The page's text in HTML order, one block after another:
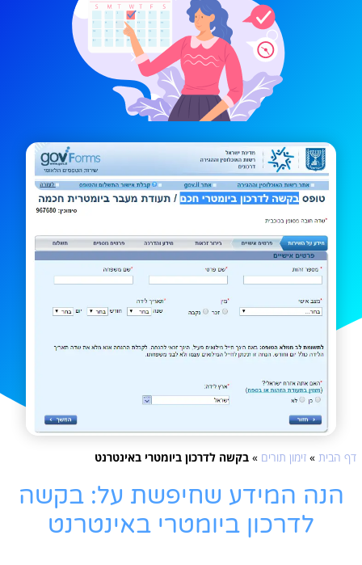
דף הבית » זימון תורים » בקשה לדרכון ביומטרי באינטרנט
הנה המידע שחיפשת על: בקשה
לדרכון ביומטרי באינטרנט